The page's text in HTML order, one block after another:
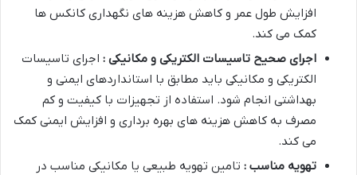
افزایش طول عمر و کاهش هزینه های نگهداری کانکس ها
کمک می کند.
اجرای صحیح تاسیسات الکتریکی و مکانیکی : اجرای تاسیسات
الکتریکی و مکانیکی باید مطابق با استانداردهای ایمنی و
بهداشتی انجام شود. استفاده از تجهیزات با کیفیت و کم
مصرف به کاهش هزینه های بهره برداری و افزایش ایمنی کمک
می کند.
تهویه مناسب : تامین تهویه طبیعی یا مکانیکی مناسب در